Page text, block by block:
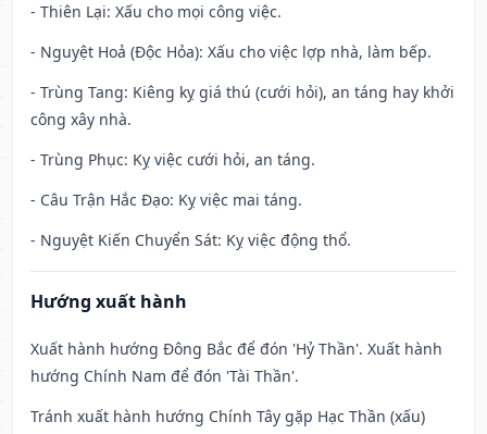
- Thiên Lại: Xấu cho mọi công việc.
- Nguyệt Hoả (Độc Hỏa): Xấu cho việc lợp nhà, làm bếp.
- Trùng Tang: Kiêng kỵ giá thú (cưới hỏi), an táng hay khởi
công xây nhà.
- Trùng Phục: Kỵ việc cưới hỏi, an táng.
- Câu Trận Hắc Đạo: Kỵ việc mai táng.
- Nguyệt Kiến Chuyển Sát: Kỵ việc động thổ.
Hướng xuất hành
Xuất hành hướng Đông Bắc để đón 'Hỷ Thần'. Xuất hành
hướng Chính Nam để đón 'Tài Thần'.
Tránh xuất hành hướng Chính Tây gặp Hạc Thần (xấu)